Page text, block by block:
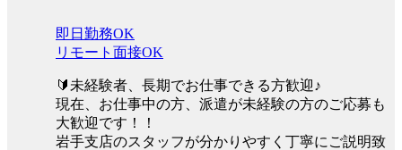
即日勤務OK
リモート面接OK
🔰未経験者、長期でお仕事できる方歓迎♪
現在、お仕事中の方、派遣が未経験の方のご応募も
大歓迎です！！
岩手支店のスタッフが分かりやすく丁寧にご説明致